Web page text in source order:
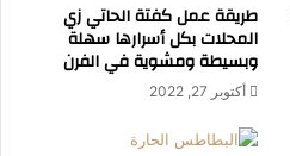
طريقة عمل كفتة الحاتي زي
المحلات بكل أسرارها سهلة
وبسيطة ومشوية في الفرن
أكتوبر 27, 2022